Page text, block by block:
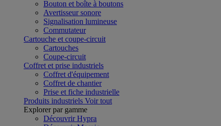
Bouton et boîte à boutons
Avertisseur sonore
Signalisation lumineuse
Commutateur
Cartouche et coupe-circuit
Cartouches
Coupe-circuit
Coffret et prise industriels
Coffret d'équipement
Coffret de chantier
Prise et fiche industrielle
Produits industriels Voir tout
Explorer par gamme
Découvrir Hypra